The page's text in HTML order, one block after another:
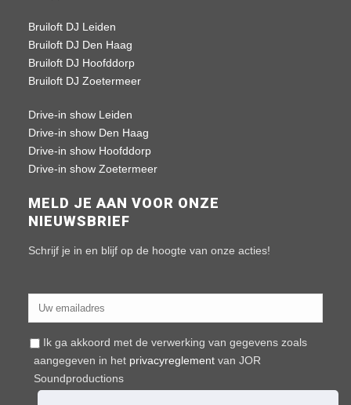
Bruiloft DJ Leiden
Bruiloft DJ Den Haag
Bruiloft DJ Hoofddorp
Bruiloft DJ Zoetermeer
Drive-in show Leiden
Drive-in show Den Haag
Drive-in show Hoofddorp
Drive-in show Zoetermeer
MELD JE AAN VOOR ONZE
NIEUWSBRIEF
Schrijf je in en blijf op de hoogte van onze acties!
Ik ga akkoord met de verwerking van gegevens zoals
aangegeven in het privacyreglement van JOR
Soundproductions